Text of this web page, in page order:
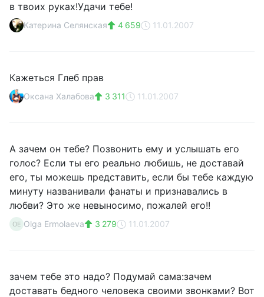
в твоих руках!Удачи тебе!
Катерина Селянская 4 659 11.01.2007
Кажеться Глеб прав
Оксана Халабова 3 311 11.01.2007
А зачем он тебе? Позвонить ему и услышать его
голос? Если ты его реально любишь, не доставай
его, ты можешь представить, если бы тебе каждую
минуту названивали фанаты и признавались в
любви? Это же невыносимо, пожалей его!!
OE Olga Ermolaeva 3 279 11.01.2007
зачем тебе это надо? Подумай сама:зачем
доставать бедного человека своими звонками? Вот